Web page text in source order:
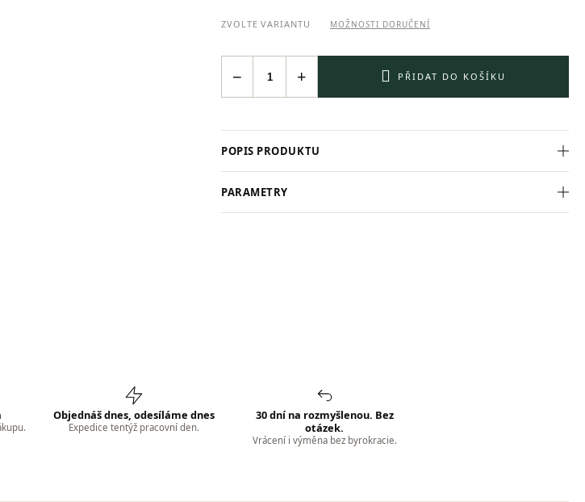
ZVOLTE VARIANTU MOŽNOSTI DORUČENÍ
+
− PŘIDAT DO KOŠÍKU
POPIS PRODUKTU
PARAMETRY
Objednáš dnes, odesíláme dnes
Expedice tentýž pracovní den.
30 dní na rozmyšlenou. Bez
otázek.
Vrácení i výměna bez byrokracie.